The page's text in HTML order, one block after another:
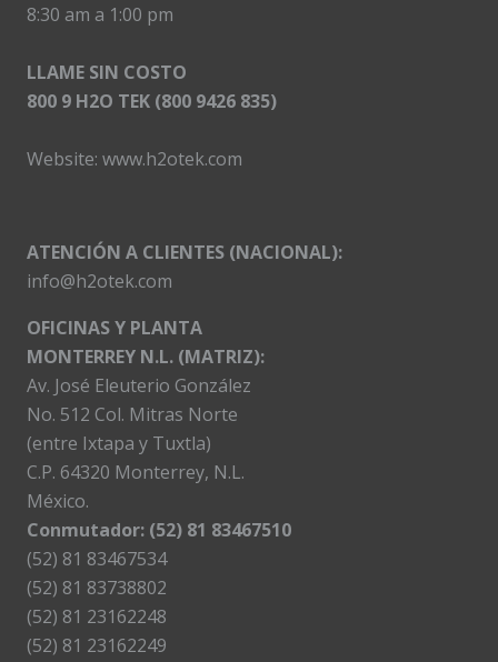
8:30 am a 1:00 pm
LLAME SIN COSTO
800 9 H2O TEK (800 9426 835)
Website: www.h2otek.com
ATENCIÓN A CLIENTES (NACIONAL):
info@h2otek.com
OFICINAS Y PLANTA
MONTERREY N.L. (MATRIZ):
Av. José Eleuterio González
No. 512 Col. Mitras Norte
(entre Ixtapa y Tuxtla)
C.P. 64320 Monterrey, N.L.
México.
Conmutador: (52) 81 83467510
(52) 81 83467534
(52) 81 83738802
(52) 81 23162248
(52) 81 23162249